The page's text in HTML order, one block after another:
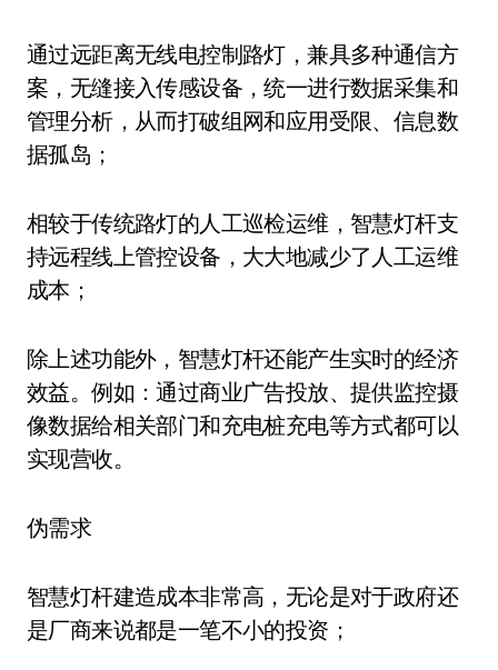
通过远距离无线电控制路灯，兼具多种通信方
案，无缝接入传感设备，统一进行数据采集和
管理分析，从而打破组网和应用受限、信息数
据孤岛；
相较于传统路灯的人工巡检运维，智慧灯杆支
持远程线上管控设备，大大地减少了人工运维
成本；
除上述功能外，智慧灯杆还能产生实时的经济
效益。例如：通过商业广告投放、提供监控摄
像数据给相关部门和充电桩充电等方式都可以
实现营收。
伪需求
智慧灯杆建造成本非常高，无论是对于政府还
是厂商来说都是一笔不小的投资；